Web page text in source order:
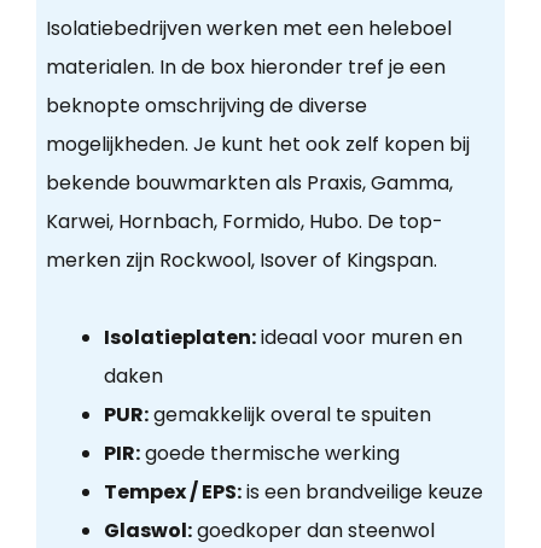
Isolatiebedrijven werken met een heleboel
materialen. In de box hieronder tref je een
beknopte omschrijving de diverse
mogelijkheden. Je kunt het ook zelf kopen bij
bekende bouwmarkten als Praxis, Gamma,
Karwei, Hornbach, Formido, Hubo. De top-
merken zijn Rockwool, Isover of Kingspan.
Isolatieplaten:ideaal voor muren en
daken
PUR:gemakkelijk overal te spuiten
PIR:goede thermische werking
Tempex / EPS:is een brandveilige keuze
Glaswol:goedkoper dan steenwol